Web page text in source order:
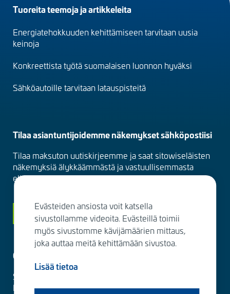
Footer
menu
(fi)
Tuoreita teemoja ja artikkeleita
Energiatehokkuuden kehittämiseen tarvitaan uusia
keinoja
Konkreettista työtä suomalaisen luonnon hyväksi
Sähköautoille tarvitaan latauspisteitä
Tilaa asiantuntijoidemme näkemykset sähköpostiisi
Tilaa maksuton uutiskirjeemme ja saat sitowiseläisten
näkemyksiä älykkäämmästä ja vastuullisemmasta
elinympäristöstä suoraan sähköpostiisi kuukausittain.
Siirry tilaamaan
Ota yhteyttä
Sitowise Group Oyj
Linnoitustie 6 D
Evästeiden ansiosta voit katsella
sivustollamme videoita. Evästeillä toimii
myös sivustomme kävijämäärien mittaus,
joka auttaa meitä kehittämään sivustoa.
Lisää tietoa